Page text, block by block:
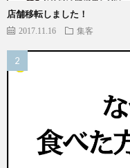
店舗移転しました！
2017.11.16 集客